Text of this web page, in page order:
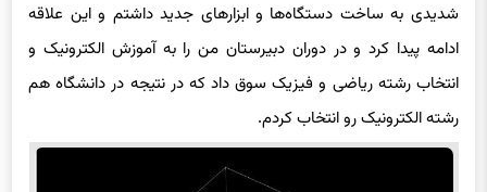
شدیدی به ساخت دستگاه‌ها و ابزارهای جدید داشتم و این علاقه
ادامه پیدا کرد و در دوران دبیرستان من را به آموزش الکترونیک و
انتخاب رشته ریاضی و فیزیک سوق داد که در نتیجه در دانشگاه هم
رشته الکترونیک رو انتخاب کردم.